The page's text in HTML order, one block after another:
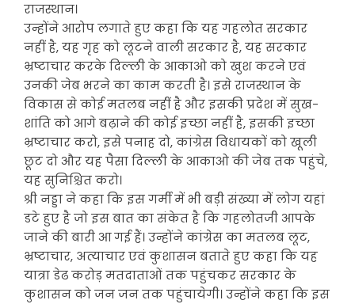
राजस्थान।
उन्होंने आरोप लगाते हुए कहा कि यह गहलोत सरकार
नहीं है, यह गृह को लूटने वाली सरकार है, यह सरकार
भ्रष्टाचार करके दिल्ली के आकाओ को खुश करने एवं
उनकी जेब भरने का काम करती है। इसे राजस्थान के
विकास से कोई मतलब नहीं है और इसकी प्रदेश में सुख-
शांति को आगे बढ़ाने की कोई इच्छा नहीं है, इसकी इच्छा
भ्रष्टाचार करो, इसे पनाह दो, कांग्रेस विधायकों को खूली
छूट दो और यह पैसा दिल्ली के आकाओ की जेब तक पहुंचे,
यह सुनिश्चित करो।
श्री नड्डा ने कहा कि इस गर्मी में भी बड़ी संख्या में लोग यहां
डटे हुए है जो इस बात का संकेत है कि गहलोतजी आपके
जाने की बारी आ गई हैं। उन्होंने कांग्रेस का मतलब लूट,
भ्रष्टाचार, अत्याचार एवं कुशासन बताते हुए कहा कि यह
यात्रा डेढ करोड़ मतदाताओं तक पहुंचकर सरकार के
कुशासन को जन जन तक पहुंचायेगी। उन्होंने कहा कि इस